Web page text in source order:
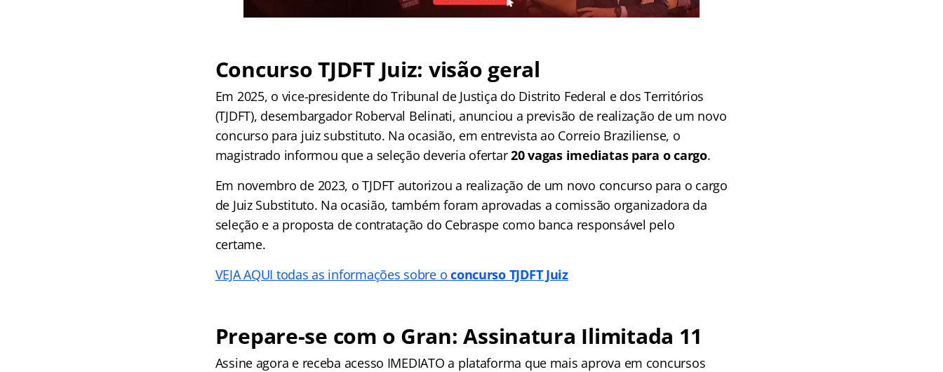
Concurso TJDFT Juiz: visão geral
Em 2025, o vice-presidente do Tribunal de Justiça do Distrito Federal e dos Territórios
(TJDFT), desembargador Roberval Belinati, anunciou a previsão de realização de um novo
concurso para juiz substituto. Na ocasião, em entrevista ao Correio Braziliense, o
magistrado informou que a seleção deveria ofertar20 vagas imediatas para o cargo.
Em novembro de 2023, o TJDFT autorizou a realização de um novo concurso para o cargo
de Juiz Substituto. Na ocasião, também foram aprovadas a comissão organizadora da
seleção e a proposta de contratação do Cebraspe como banca responsável pelo
certame.
VEJA AQUI todas as informações sobre oconcurso TJDFT Juiz
Prepare-se com o Gran: Assinatura Ilimitada 11
Assine agora e receba acesso IMEDIATO a plataforma que mais aprova em concursos